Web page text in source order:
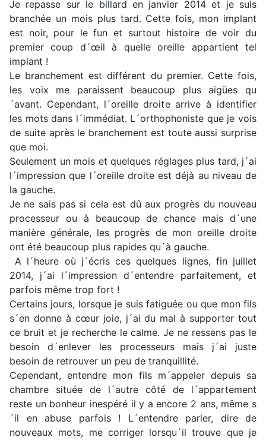
Je repasse sur le billard en janvier 2014 et je suis
branchée un mois plus tard. Cette fois, mon implant
est noir, pour le fun et surtout histoire de voir du
premier coup d´œil à quelle oreille appartient tel
implant !
Le branchement est différent du premier. Cette fois,
les voix me paraissent beaucoup plus aigües qu
´avant. Cependant, l´oreille droite arrive à identifier
les mots dans l´immédiat. L´orthophoniste que je vois
de suite après le branchement est toute aussi surprise
que moi.
Seulement un mois et quelques réglages plus tard, j´ai
l´impression que l´oreille droite est déjà au niveau de
la gauche.
Je ne sais pas si cela est dû aux progrès du nouveau
processeur ou à beaucoup de chance mais d´une
manière générale, les progrès de mon oreille droite
ont été beaucoup plus rapides qu´à gauche.
A l´heure où j´écris ces quelques lignes, fin juillet
2014, j´ai l´impression d´entendre parfaitement, et
parfois même trop fort !
Certains jours, lorsque je suis fatiguée ou que mon fils
s´en donne à cœur joie, j´ai du mal à supporter tout
ce bruit et je recherche le calme. Je ne ressens pas le
besoin d´enlever les processeurs mais j´ai juste
besoin de retrouver un peu de tranquillité.
Cependant, entendre mon fils m´appeler depuis sa
chambre située de l´autre côté de l´appartement
reste un bonheur inespéré il y a encore 2 ans, même s
´il en abuse parfois ! L´entendre parler, dire de
nouveaux mots, me corriger lorsqu´il trouve que je